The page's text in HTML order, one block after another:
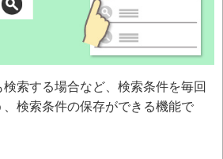
索する場合など、検索条件を毎回
検索条件の保存ができる機能で